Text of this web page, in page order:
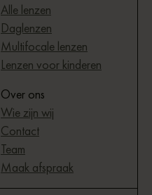
Alle lenzen
Daglenzen
Multifocale lenzen
Lenzen voor kinderen
Over ons
Wie zijn wij
Contact
Team
Maak afspraak